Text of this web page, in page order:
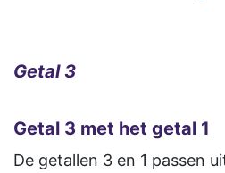
Getal 3
Getal 3 met het getal 1
De getallen 3 en 1 passen